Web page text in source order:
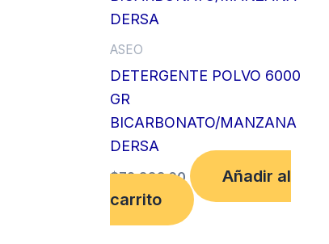
ASEO
DETERGENTE POLVO 6000
GR
BICARBONATO/MANZANA
DERSA
$72,883.00
Añadir al
carrito